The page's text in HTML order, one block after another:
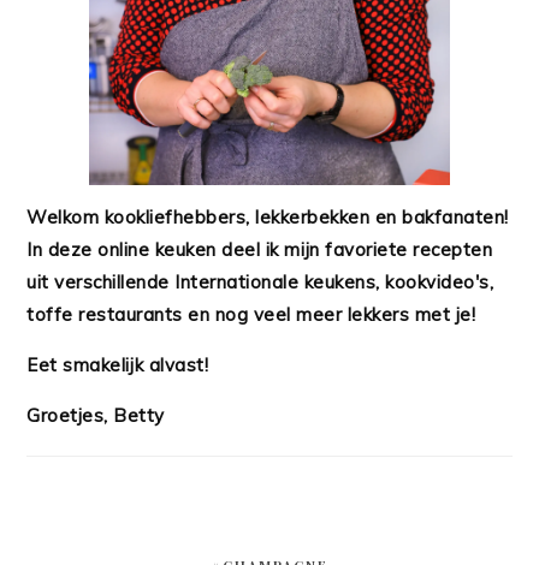
Welkom kookliefhebbers, lekkerbekken en bakfanaten!
In deze online keuken deel ik mijn favoriete recepten
uit verschillende Internationale keukens, kookvideo's,
toffe restaurants en nog veel meer lekkers met je!
Eet smakelijk alvast!
Groetjes, Betty